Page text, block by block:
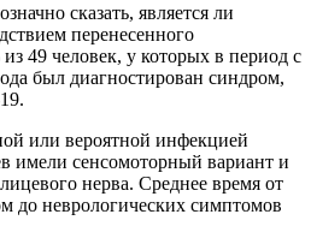
сказать, является ли
перенесенного
49 человек, у которых в период с
был диагностирован синдром,
или вероятной инфекцией
имели сенсомоторный вариант и
нерва. Среднее время от
до неврологических симптомов